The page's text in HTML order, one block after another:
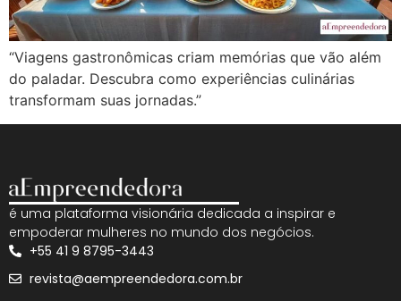
“Viagens gastronômicas criam memórias que vão além
do paladar. Descubra como experiências culinárias
transformam suas jornadas.”
é uma plataforma visionária dedicada a inspirar e
empoderar mulheres no mundo dos negócios.
+55 41 9 8795-3443
revista@aempreendedora.com.br